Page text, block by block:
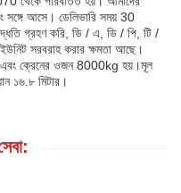
সঙ্গে আসে। ডেলিভারি সময় 30
গ্রহণ করি, ডি / এ, ডি / পি, টি /
সরবরাহ করার ক্ষমতা আছে।
এবং ক্রেনের ওজন 8000kg হয়।মূল
১৬.৮ মিটার।